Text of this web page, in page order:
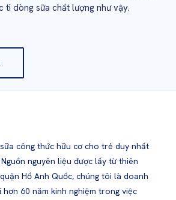
ti dòng sữa chất lượng như vậy.
công thức hữu cơ cho trẻ duy nhất
nguyên liệu được lấy từ thiên
Hồ Anh Quốc, chúng tôi là doanh
hơn 60 năm kinh nghiệm trong việc